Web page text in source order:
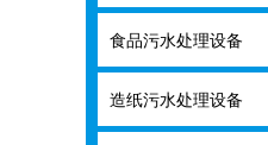
食品污水处理设备
造纸污水处理设备